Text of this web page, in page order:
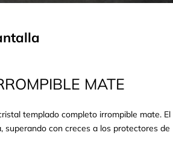
MATE
templado completo irrompible mate. El
con creces a los protectores de